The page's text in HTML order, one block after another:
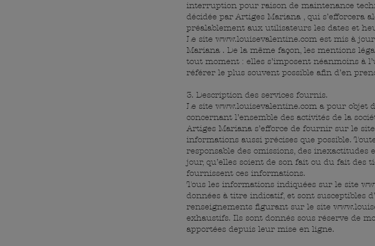
interruption pour raison de maintenance
décidée par Artiges Mariana , qui s’efforcera
préalablement aux utilisateurs les dates et
Le site www.louisevalentine.com est mis à
Mariana . De la même façon, les mentions
tout moment : elles s’imposent néanmoins à
référer le plus souvent possible afin d’en
3. Description des services fournis.
Le site www.louisevalentine.com a pour objet
concernant l’ensemble des activités de la
Artiges Mariana s’efforce de fournir sur le site
informations aussi précises que possible.
responsable des omissions, des inexactitudes
jour, qu’elles soient de son fait ou du fait des
fournissent ces informations.
Tous les informations indiquées sur le site
données à titre indicatif, et sont susceptibles
renseignements figurant sur le site
exhaustifs. Ils sont donnés sous réserve de
apportées depuis leur mise en ligne.